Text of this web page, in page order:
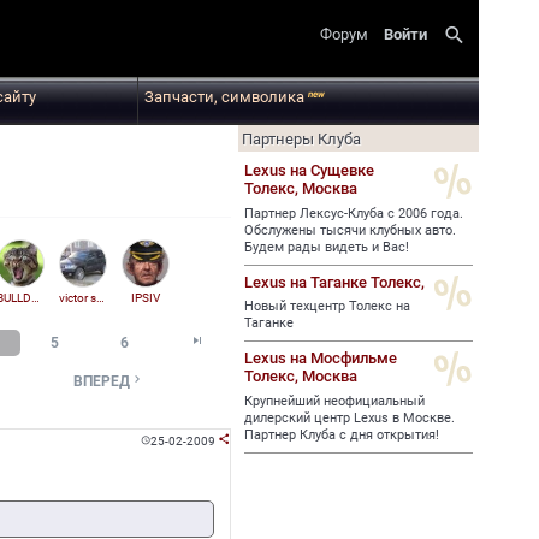
Форум Войти search
Запчасти, символикаnew
victor spb IPSIV
5 6 
ВПЕРЕД 
25-02-2009 
Партнеры Клуба
Lexus на Сущевке
Толекс, Москва
Партнер Лексус-Клуба с 2006 года.
Обслужены тысячи клубных авто.
Будем рады видеть и Вас!
Lexus на Таганке Толекс,
Новый техцентр Толекс на
Таганке
Lexus на Мосфильме
Толекс, Москва
Крупнейший неофициальный
дилерский центр Lexus в Москве.
Партнер Клуба с дня открытия!